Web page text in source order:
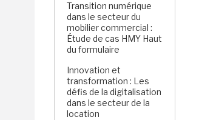
Transition numérique
dans le secteur du
mobilier commercial :
Étude de cas HMY Haut
du formulaire
Innovation et
transformation : Les
défis de la digitalisation
dans le secteur de la
location